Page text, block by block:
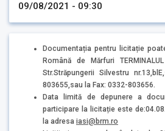
09/08/2021 - 09:30
Documentația pentru licitație
Română de Mărfuri
Str.Străpungerii Silvestru
803655,sau la Fax: 0332-803656.
Data limită de depunere a
participare la licitație este
la adresa iasi@brm.ro